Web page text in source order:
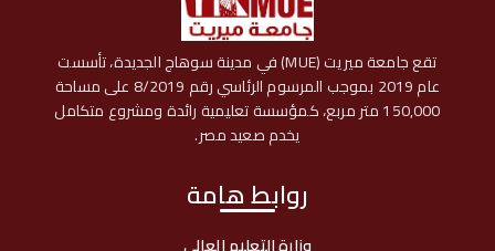
تقع جامعة ميريت (MUE) في مدينة سوهاج الجديدة، تأسست
عام 2019 بموجب المرسوم الرئاسي رقم 8/2019 على مساحة
150,000 متر مربع، كمؤسسة تعليمية رائدة ومشروع متكامل
يخدم صعيد مصر.
روابط هامة
وزارة التعليم العالي